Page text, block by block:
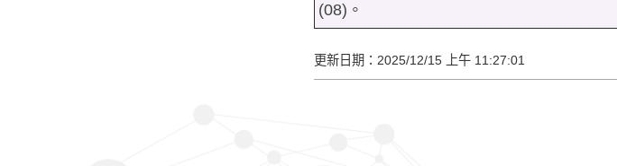
(08)。
更新日期：2025/12/15 上午 11:27:01